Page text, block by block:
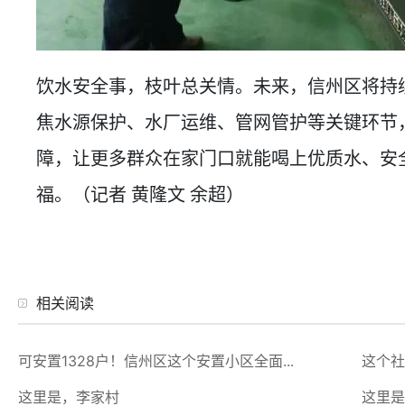
饮水安全事，枝叶总关情。未来，信州区将
焦水源保护、水厂运维、管网管护等关键环
障，让更多群众在家门口就能喝上优质水、
福。（记者 黄隆文 余超）
相关阅读
可安置1328户！信州区这个安置小区全面...
这个
这里是，李家村
这里